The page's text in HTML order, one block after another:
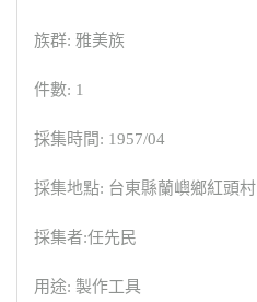
族群: 雅美族
件數: 1
採集時間: 1957/04
採集地點: 台東縣蘭嶼鄉紅頭村
採集者:任先民
用途: 製作工具